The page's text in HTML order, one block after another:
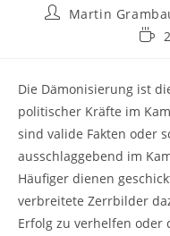
Beitrags-
Martin
Die Dämonisierung ist
politischer Kräfte im
sind valide Fakten oder
ausschlaggebend im
Häufiger dienen
verbreitete Zerrbilder
Erfolg zu verhelfen oder